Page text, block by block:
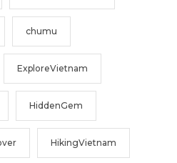
chumu
ExploreVietnam
HiddenGem
HikingVietnam